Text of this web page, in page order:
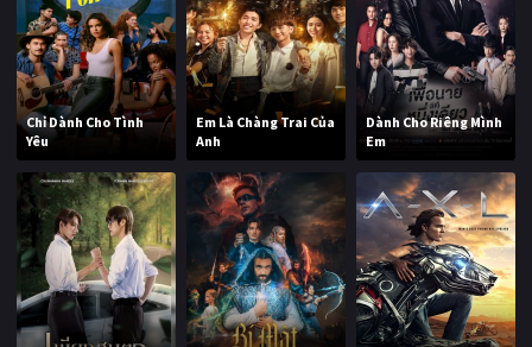
Chỉ Dành Cho Tình
Yêu
Em Là Chàng Trai Của
Anh
Dành Cho Riêng Mình
Em